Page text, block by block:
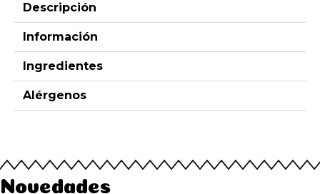
Descripción
Información
Ingredientes
Alérgenos
Novedades